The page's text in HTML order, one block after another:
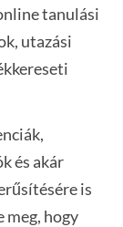
tanulási
utazási
és akár
is
meg, hogy